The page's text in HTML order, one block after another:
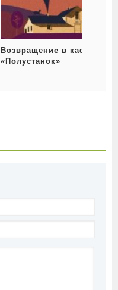
Возвращение в кафе
«Полустанок»